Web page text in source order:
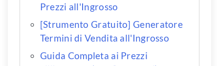
Prezzi all'Ingrosso
[Strumento Gratuito] Generatore
Termini di Vendita all'Ingrosso
Guida Completa ai Prezzi